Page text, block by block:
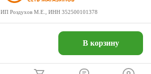
В корзину
ИП Роздухов М.Е., ИНН 352500101378